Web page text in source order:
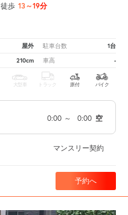
徒歩 13～19分
屋外 駐車台数 1台
210cm 車高 -
大型車 トラック 原付 バイク
0:00 ～ 0:00 空
マンスリー契約
予約へ